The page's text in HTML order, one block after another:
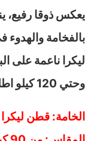
يعكس ذوقا رفيع،
بالفخامة
وحتي 120 كيلو اطلبي الان يصلك اينما كنتي
الخامة: قطن ليكرا